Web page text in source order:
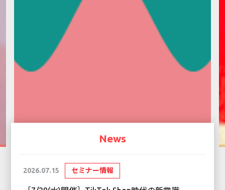
News
2026.07.15 セミナー情報